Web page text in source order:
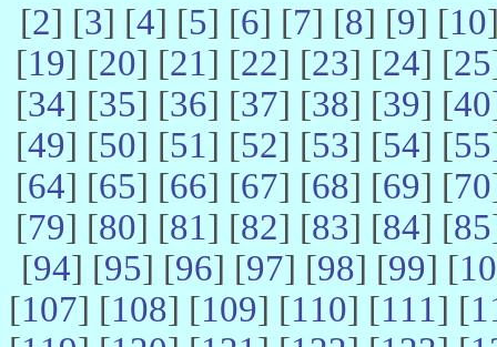
[2] [3] [4] [5] [6] [7] [8] [9] [10
[19] [20] [21] [22] [23] [24] [25
[34] [35] [36] [37] [38] [39] [40
[49] [50] [51] [52] [53] [54] [55
[64] [65] [66] [67] [68] [69] [70
[79] [80] [81] [82] [83] [84] [85
[94] [95] [96] [97] [98] [99] [
[107] [108] [109] [110] [111] [